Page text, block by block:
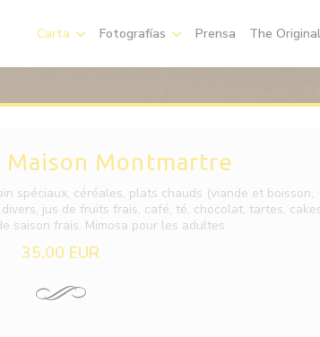
Carta Fotografías Prensa The
Maison Montmartre
spéciaux, céréales, plats chauds (viande et boisson,
jus de fruits frais, café, té, chocolat, tartes,
saison frais. Mimosa pour les adultes
35,00 EUR